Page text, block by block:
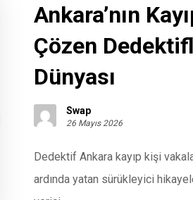
Ankara’nın
Çözen
Dünyası
Swap
26 Mayıs 2026
Dedektif Ankara kayıp kişi
ardında yatan sürükleyici